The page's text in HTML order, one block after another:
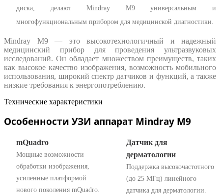
диска, делают Mindray M9 универсальным и
многофункциональным прибором для медицинской диагностики.
Mindray M9 — это высокотехнологичный и надежный
медицинский прибор для проведения ультразвуковых
исследований. Он обладает множеством преимуществ, таких
как высокое качество изображения, возможность мобильного
использования, широкий спектр датчиков и функций, а также
низкие требования к энергопотреблению.
Технические характеристики
Особенности УЗИ аппарат Mindray M9
mQuadro
Мощные возможности
обработки изображения,
усиленные платформой
нового поколения mQuadro.
Датчик для
дерматологии
Поддержка высокочастотного
(до 25 МГц) линейного
датчика для дерматологии.